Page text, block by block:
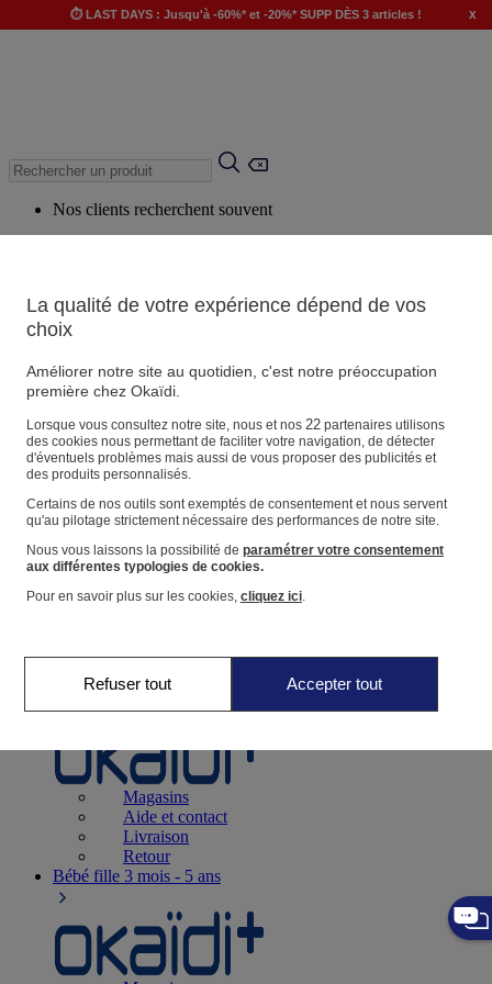
⏱️ LAST DAYS : Jusqu'à -60%* et -20%* SUPP DÈS 3 articles ! x
Nos clients recherchent souvent
Produits suggérés
Voir tous les produits
Magasin
Vos informations personnelles
Suivre une commande
Panier
Favoris
Naissance0-12 mois
Magasins
Aide et contact
Livraison
Retour
Bébé fille 3 mois - 5 ans
La qualité de votre expérience dépend de vos
choix
Améliorer notre site au quotidien, c'est notre préoccupation
première chez Okaïdi.
Lorsque vous consultez notre site, nous et nos 22partenaires utilisons
des cookies nous permettant de faciliter votre navigation, de détecter
d'éventuels problèmes mais aussi de vous proposer des publicités et
des produits personnalisés.
Certains de nos outils sont exemptés de consentement et nous servent
qu'au pilotage strictement nécessaire des performances de notre site.
Nous vous laissons la possibilité de paramétrer votre consentement
aux différentes typologies de cookies.
Pour en savoir plus sur les cookies, cliquez ici.
Refuser tout Accepter tout